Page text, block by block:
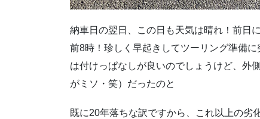
納車日の翌日、この日も天気は晴れ！前日
前8時！珍しく早起きしてツーリング準備
は付けっぱなしが良いのでしょうけど、外
がミソ・笑）だったのと
既に20年落ちな訳ですから、これ以上の劣